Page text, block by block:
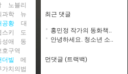
노블리
과학
뉴
공황
대
키
도
성애
동
호구역
더빌
메
가치의법
최근 댓글
홍민정 작가의 동화책..
안녕하세요. 청소년 소..
먼댓글 (트랙백)